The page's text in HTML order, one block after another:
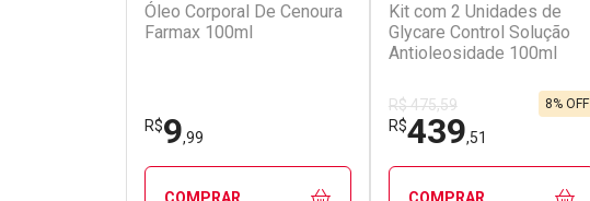
Óleo Corporal De Cenoura
Farmax 100ml
R$9,99
COMPRAR
Kit com 2 Unidades de
Glycare Control Solução
Antioleosidade 100ml
R$ 475,59
R$439,51
8% OFF
COMPRAR